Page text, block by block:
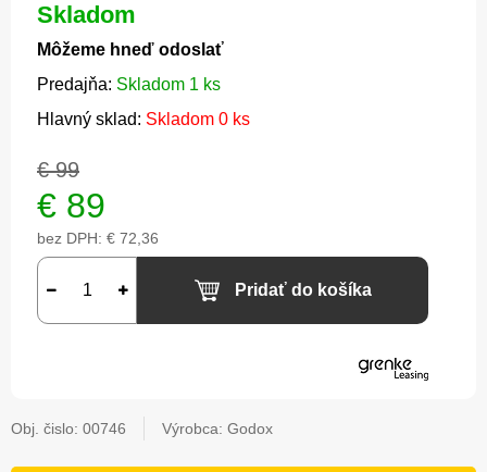
Skladom
Môžeme hneď odoslať
Predajňa: Skladom 1 ks
Hlavný sklad: Skladom 0 ks
€ 99
€ 89
bez DPH: € 72,36
Pridať do košíka
Obj. čislo: 00746 Výrobca: Godox